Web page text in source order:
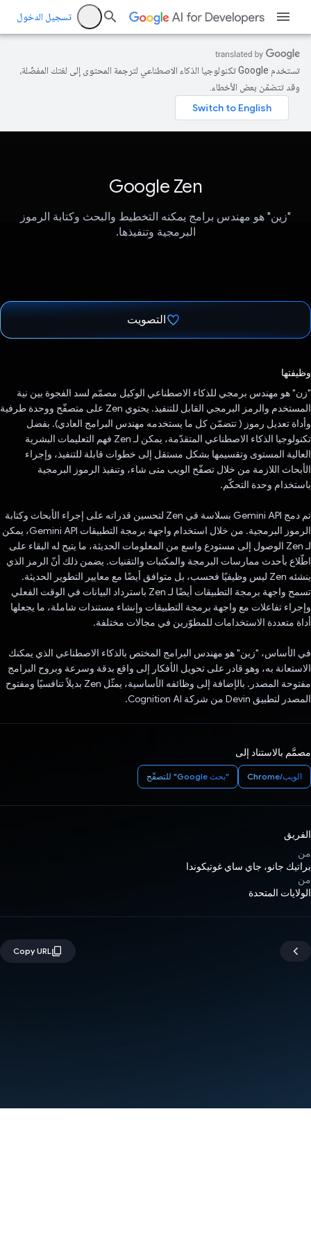
تسجيل الدخول
تستخدم Google تكنولوجيا الذكاء الاصطناعي لترجمة المحتوى إلى لغتك المفضّلة،
وقد تتضمّن بعض الأخطاء.
Google Zen
"زين" هو مهندس برامج يمكنه التخطيط والبحث وكتابة الرموز
البرمجية وتنفيذها.
التصويت
وظيفتها
"زن" هو مهندس برمجي للذكاء الاصطناعي الوكيل مصمّم لسد الفجوة بين نية
المستخدم والرمز البرمجي القابل للتنفيذ. يحتوي Zen على متصفّح ووحدة طرفية
وأداة تعديل رموز ( تتضمّن كل ما يستخدمه مهندس البرامج العادي). بفضل
تكنولوجيا الذكاء الاصطناعي المتقدّمة، يمكن لـ Zen فهم التعليمات البشرية
العالية المستوى وتقسيمها بشكل مستقل إلى خطوات قابلة للتنفيذ، وإجراء
الأبحاث اللازمة من خلال تصفّح الويب متى شاء، وتنفيذ الرموز البرمجية
باستخدام وحدة التحكّم.
تم دمج Gemini API بسلاسة في Zen لتحسين قدراته على إجراء الأبحاث وكتابة
الرموز البرمجية. من خلال استخدام واجهة برمجة التطبيقات Gemini API، يمكن
لـ Zen الوصول إلى مستودع واسع من المعلومات الحديثة، ما يتيح له البقاء على
اطّلاع بأحدث ممارسات البرمجة والمكتبات والتقنيات. يضمن ذلك أنّ الرمز الذي
ينشئه Zen ليس وظيفيًا فحسب، بل متوافق أيضًا مع معايير التطوير الحديثة.
تسمح واجهة برمجة التطبيقات أيضًا لـ Zen باسترداد البيانات في الوقت الفعلي
وإجراء تفاعلات مع واجهة برمجة التطبيقات وإنشاء مستندات شاملة، ما يجعلها
أداة متعددة الاستخدامات للمطوّرين في مجالات مختلفة.
في الأساس، "زين" هو مهندس البرامج المختص بالذكاء الاصطناعي الذي يمكنك
الاستعانة به، وهو قادر على تحويل الأفكار إلى واقع بدقة وسرعة وبروح البرامج
مفتوحة المصدر. بالإضافة إلى وظائفه الأساسية، يمثّل Zen بديلاً تنافسيًا ومفتوح
المصدر لتطبيق Devin من شركة Cognition AI.
مصمَّم بالاستناد إلى
الويب/Chrome "بحث Google" للتصفّح
الفريق
من
براتيك جانو، جاي ساي غوتيكوندا
من
الولايات المتحدة